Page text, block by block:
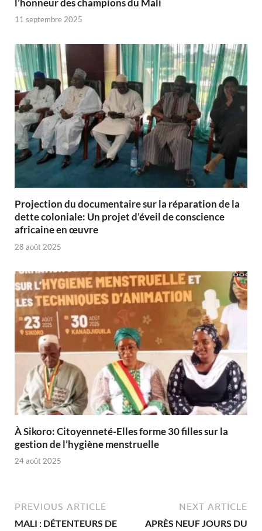
l’honneur des champions du Mali
11 septembre 2025
Projection du documentaire sur la réparation de la
dette coloniale: Un projet d’éveil de conscience
africaine en œuvre‎
28 août 2025
À Sikoro: Citoyenneté-Elles forme 30 filles sur la
gestion de l’hygiène menstruelle
24 août 2025
PREVIOUS ARTICLE
MALI : DÉTENTEURS DE
NEXT ARTICLE
APRÈS NEUF JOURS DU